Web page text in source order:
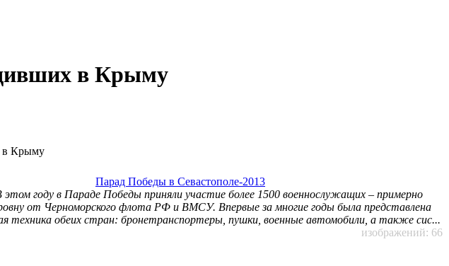
в Крыму
в Крыму
Парад Победы в Севастополе-2013
этом году в Параде Победы приняли участие более 1500 военнослужащих – примерно
от Черноморского флота РФ и ВМСУ. Впервые за многие годы была представлена
техника обеих стран: бронетранспортеры, пушки, военные автомобили, а также сис...
изображений: 66